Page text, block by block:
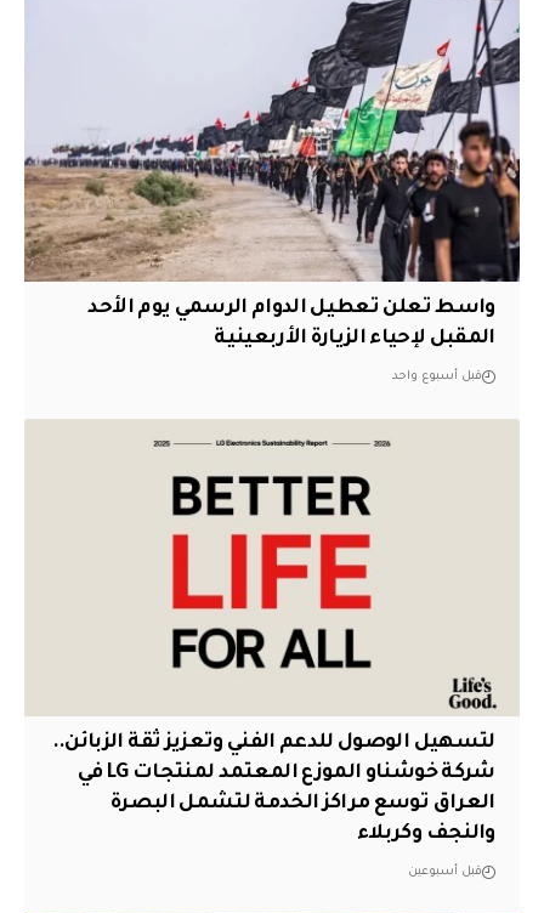
واسط تعلن تعطيل الدوام الرسمي يوم الأحد
المقبل لإحياء الزيارة الأربعينية
قبل أسبوع واحد
لتسهيل الوصول للدعم الفني وتعزيز ثقة الزبائن..
شركة خوشناو الموزع المعتمد لمنتجات LG في
العراق توسع مراكز الخدمة لتشمل البصرة
والنجف وكربلاء
قبل أسبوعين